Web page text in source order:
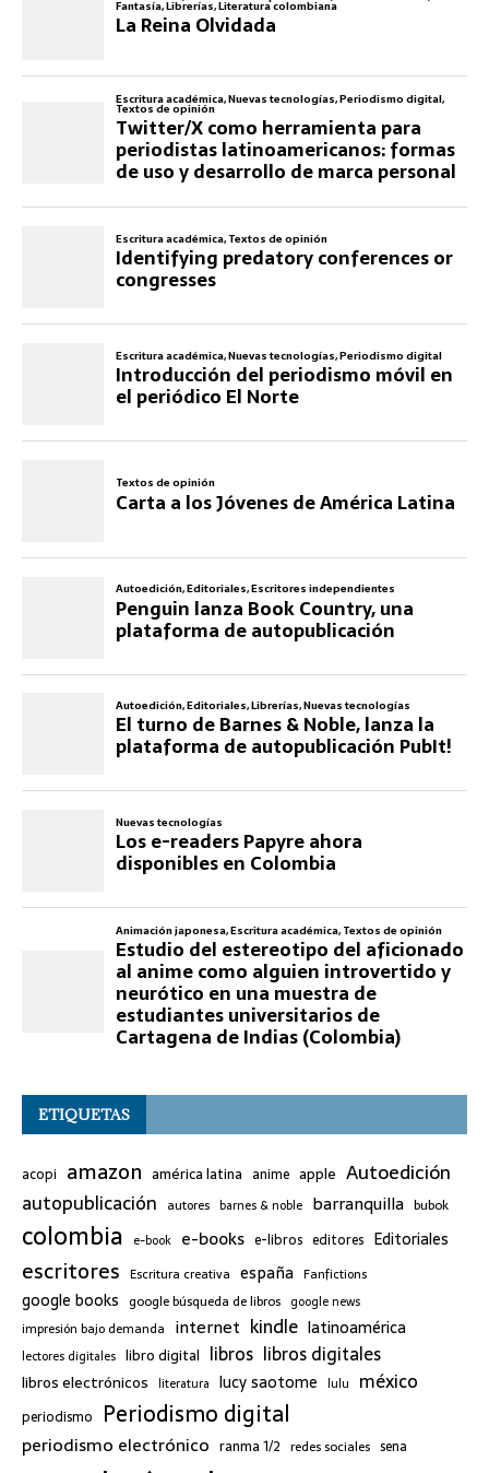
ETIQUETAS
acopi amazon américa latina anime apple Autoedición
autopublicación autores barnes & noble barranquilla bubok
colombia e-book e-books e-libros editores Editoriales
escritores Escritura creativa españa Fanfictions
google books google búsqueda de libros google news
impresión bajo demanda internet kindle latinoamérica
lectores digitales libro digital libros libros digitales
libros electrónicos literatura lucy saotome lulu méxico
periodismo Periodismo digital
periodismo electrónico ranma 1/2 redes sociales sena